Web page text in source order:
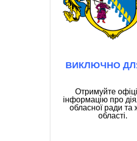
ВИКЛЮЧНО
Отримуйте
інформацію про
обласної ради та
області.